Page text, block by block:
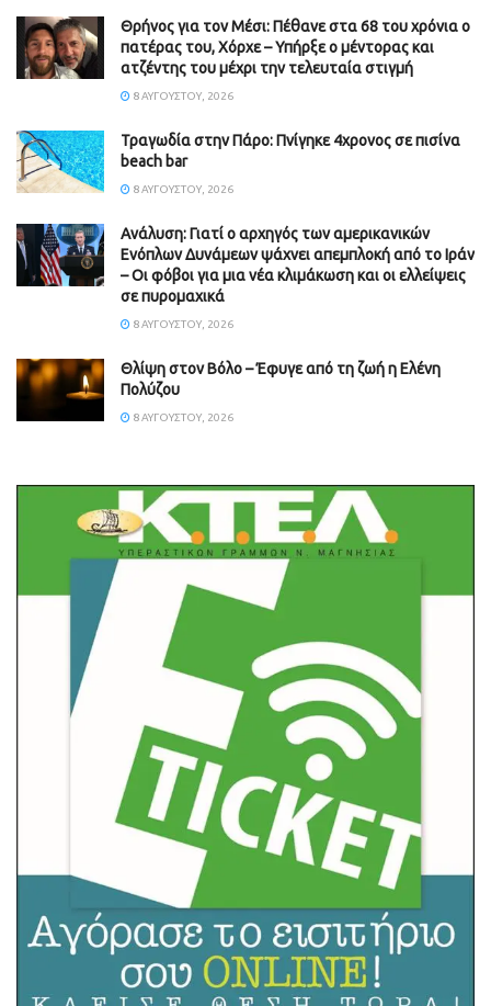
Θρήνος για τον Μέσι: Πέθανε στα 68 του χρόνια ο
πατέρας του, Χόρχε – Υπήρξε ο μέντορας και
ατζέντης του μέχρι την τελευταία στιγμή
8 ΑΥΓΟΎΣΤΟΥ, 2026
Τραγωδία στην Πάρο: Πνίγηκε 4χρονος σε πισίνα
beach bar
8 ΑΥΓΟΎΣΤΟΥ, 2026
Ανάλυση: Γιατί ο αρχηγός των αμερικανικών
Ενόπλων Δυνάμεων ψάχνει απεμπλοκή από το Ιράν
– Οι φόβοι για μια νέα κλιμάκωση και οι ελλείψεις
σε πυρομαχικά
8 ΑΥΓΟΎΣΤΟΥ, 2026
Θλίψη στον Βόλο – Έφυγε από τη ζωή η Ελένη
Πολύζου
8 ΑΥΓΟΎΣΤΟΥ, 2026